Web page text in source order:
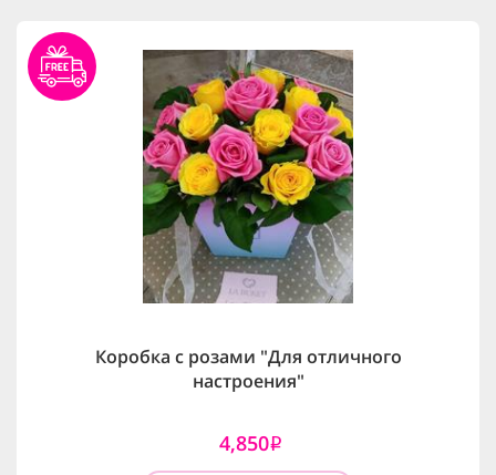
Коробка с розами "Для отличного
настроения"
4,850i